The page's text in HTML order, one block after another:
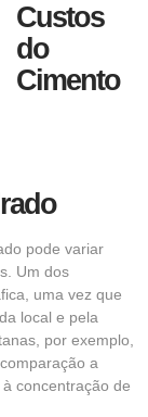
Custos
do
Cimento
pode variar
Um dos
uma vez que
local e pela
por exemplo,
a
concentração de